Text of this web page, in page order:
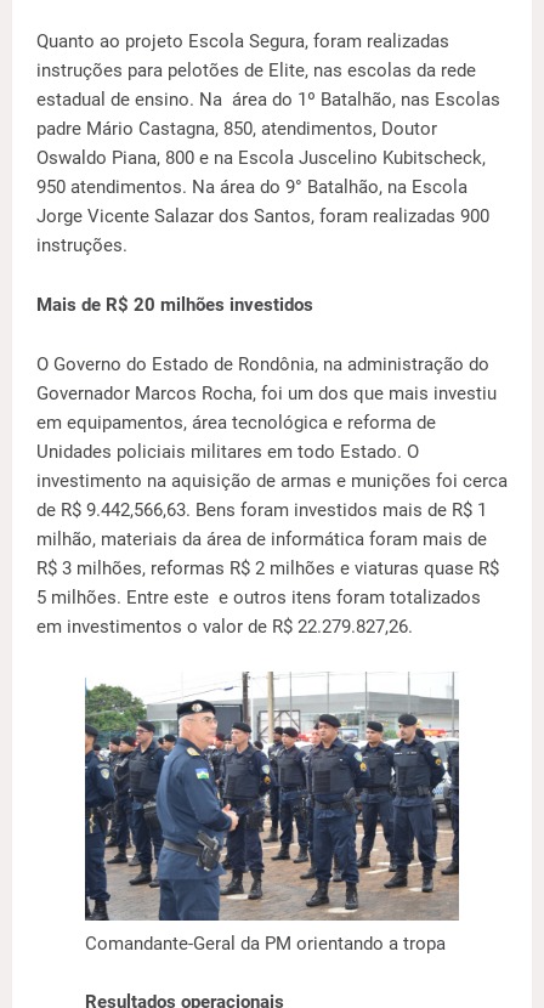
Quanto ao projeto Escola Segura, foram realizadas
instruções para pelotões de Elite, nas escolas da rede
estadual de ensino. Na área do 1º Batalhão, nas Escolas
padre Mário Castagna, 850, atendimentos, Doutor
Oswaldo Piana, 800 e na Escola Juscelino Kubitscheck,
950 atendimentos. Na área do 9° Batalhão, na Escola
Jorge Vicente Salazar dos Santos, foram realizadas 900
instruções.
Mais de R$ 20 milhões investidos
O Governo do Estado de Rondônia, na administração do
Governador Marcos Rocha, foi um dos que mais investiu
em equipamentos, área tecnológica e reforma de
Unidades policiais militares em todo Estado. O
investimento na aquisição de armas e munições foi cerca
de R$ 9.442,566,63. Bens foram investidos mais de R$ 1
milhão, materiais da área de informática foram mais de
R$ 3 milhões, reformas R$ 2 milhões e viaturas quase R$
5 milhões. Entre este e outros itens foram totalizados
em investimentos o valor de R$ 22.279.827,26.
Comandante-Geral da PM orientando a tropa
Resultados operacionais